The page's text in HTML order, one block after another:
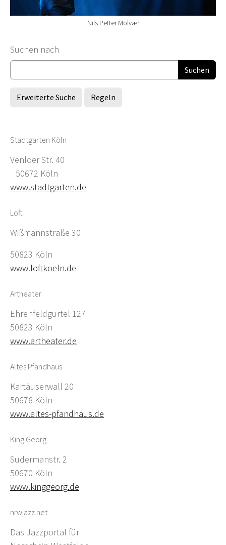
Nils Petter Molvær
Suchformular
Suchen nach
Erweiterte Suche Regeln
Stadtgarten Köln
Venloer Str. 40
50672 Köln
www.stadtgarten.de
Loft
Wißmannstraße 30
50823 Köln
www.loftkoeln.de
Artheater
Ehrenfeldgürtel 127
50823 Köln
www.artheater.de
Altes Pfandhaus
Kartäuserwall 20
50678 Köln
www.altes-pfandhaus.de
King Georg
Sudermanstr. 2
50670 Köln
www.kinggeorg.de
nrwjazz.net
Das Jazzportal für